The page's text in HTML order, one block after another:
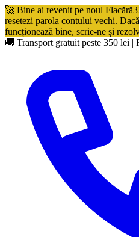
🚀 Bine ai revenit pe noul
resetezi parola contului vechi.
funcționează bine, scrie-ne și
🚚 Transport gratuit peste 350 lei |